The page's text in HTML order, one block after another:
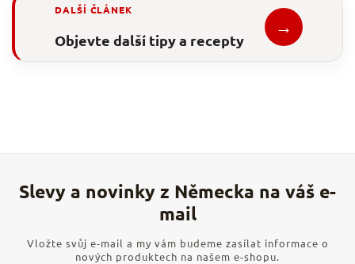
DALŠÍ ČLÁNEK
Objevte další tipy a recepty
→
Vložte svůj e-mail a my vám budeme zasílat informace o
nových produktech na našem e-shopu.